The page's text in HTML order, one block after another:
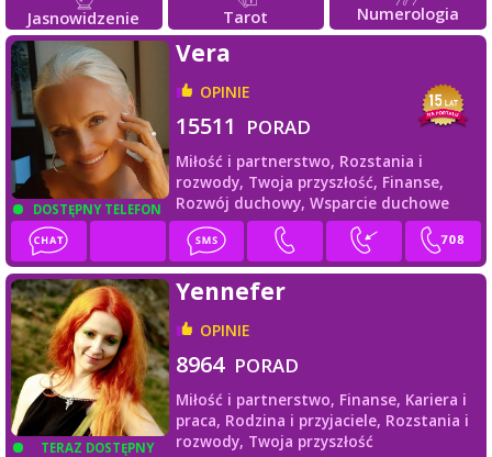
Jasnowidzenie Tarot Numerologia
DOSTĘPNY TELEFON
Vera
OPINIE
15511 PORAD
Miłość i partnerstwo, Rozstania i
rozwody, Twoja przyszłość, Finanse,
Rozwój duchowy, Wsparcie duchowe
TERAZ DOSTĘPNY
Yennefer
OPINIE
8964 PORAD
Miłość i partnerstwo, Finanse, Kariera i
praca, Rodzina i przyjaciele, Rozstania i
rozwody, Twoja przyszłość